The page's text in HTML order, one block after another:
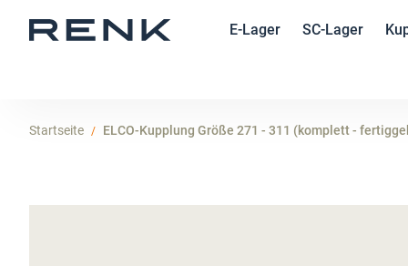
E-Lager SC-Lager
Startseite ELCO-Kupplung Größe 271 - 311 (komplett -